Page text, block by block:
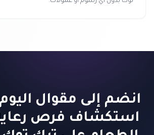
انضم إلى مقوال
استكشاف فرص